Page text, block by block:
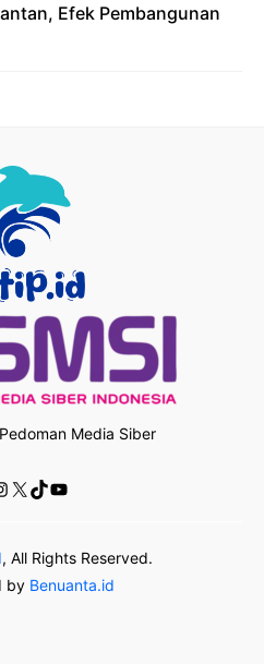
Efek Pembangunan
Pedoman Media Siber
X TikTok
YouTube
, All Rights Reserved.
by Benuanta.id